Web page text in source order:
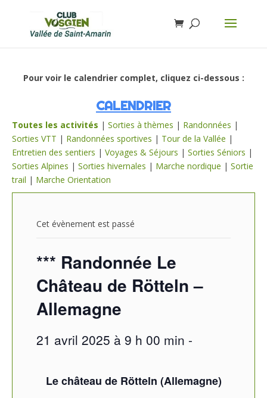
Pour voir le calendrier complet, cliquez ci-dessous :
CALENDRIER
Toutes les activités | Sorties à thèmes | Randonnées |
Sorties VTT | Randonnées sportives | Tour de la Vallée |
Entretien des sentiers | Voyages & Séjours | Sorties Séniors |
Sorties Alpines | Sorties hivernales | Marche nordique | Sortie
trail | Marche Orientation
Cet évènement est passé
*** Randonnée Le
Château de Rötteln –
Allemagne
21 avril 2025 à 9 h 00 min -
Le château de Rötteln (Allemagne)